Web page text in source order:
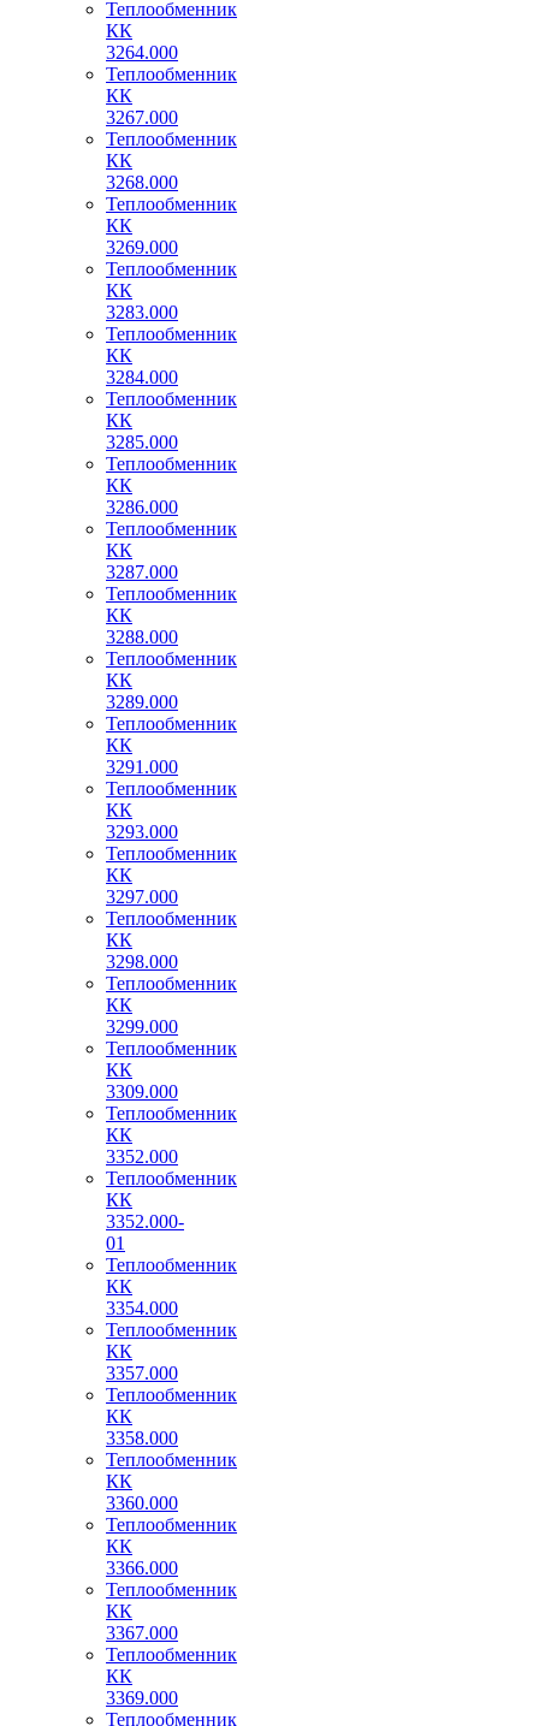
Теплообменник
КК
3264.000
Теплообменник
КК
3267.000
Теплообменник
КК
3268.000
Теплообменник
КК
3269.000
Теплообменник
КК
3283.000
Теплообменник
КК
3284.000
Теплообменник
КК
3285.000
Теплообменник
КК
3286.000
Теплообменник
КК
3287.000
Теплообменник
КК
3288.000
Теплообменник
КК
3289.000
Теплообменник
КК
3291.000
Теплообменник
КК
3293.000
Теплообменник
КК
3297.000
Теплообменник
КК
3298.000
Теплообменник
КК
3299.000
Теплообменник
КК
3309.000
Теплообменник
КК
3352.000
Теплообменник
КК
3352.000-
01
Теплообменник
КК
3354.000
Теплообменник
КК
3357.000
Теплообменник
КК
3358.000
Теплообменник
КК
3360.000
Теплообменник
КК
3366.000
Теплообменник
КК
3367.000
Теплообменник
КК
3369.000
Теплообменник